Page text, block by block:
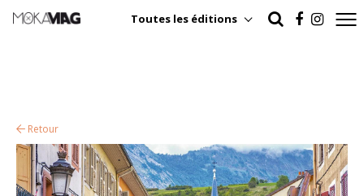
Toutes les éditions
Retour